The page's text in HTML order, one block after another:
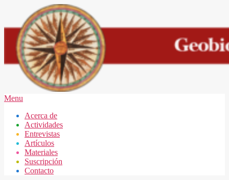
content
GEOBIOLOGÍA
DEL
PLATA
Secondary
Menu
Menu
Acerca de
Actividades
Entrevistas
Artículos
Materiales
Suscripción
Contacto